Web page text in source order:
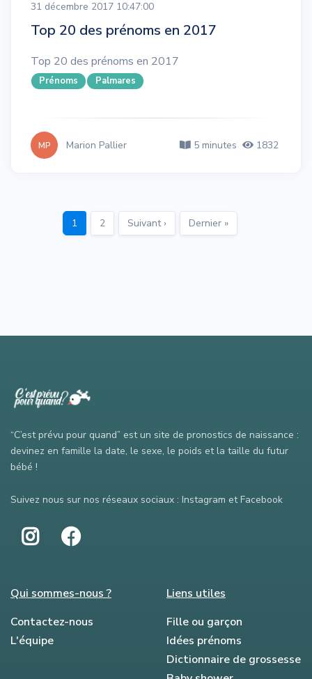
31 décembre 2017 10:47:00
Top 20 des prénoms en 2017
Top 20 des prénoms en 2017
Prénoms Palmares
MP Marion Pallier 5 minutes 1832
1 2 Suivant › Dernier »
“C’est prévu pour quand” est un site de pronostics de naissance :
devinez en famille la date, le sexe, le poids et la taille du futur
bébé !
Suivez nous sur nos réseaux sociaux : Instagram et Facebook
Qui sommes-nous ?
Contactez-nous
L'équipe
Liens utiles
Fille ou garçon
Idées prénoms
Dictionnaire de grossesse